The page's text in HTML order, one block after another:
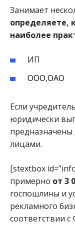
Занимает
определяете,
наиболее
ИП
ООО,ОАО
Если
юридически
предназначены
лицами.
[stextbox
примерно от 3
госпошлины и
рекламного
соответствии